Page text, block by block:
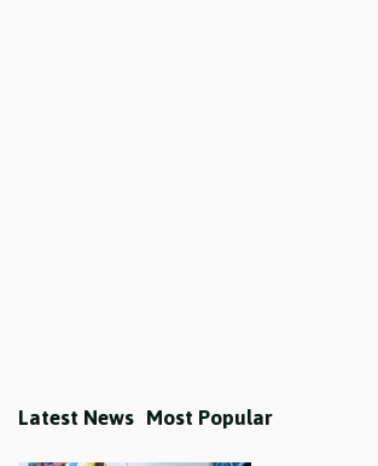
Latest News Most Popular